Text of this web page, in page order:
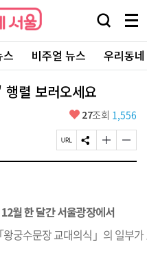
검
창
열
기
메
뉴
전
체
보
스 비주얼 뉴스 우리동
렬 보러오세요
좋
요
27조회 1,556
페
이
L
복
사
S
N
하
기
글
자
게
변
경
하
글
자
경
하
월 한 달간 서울광장에서
궁수문장 교대의식」의 일부